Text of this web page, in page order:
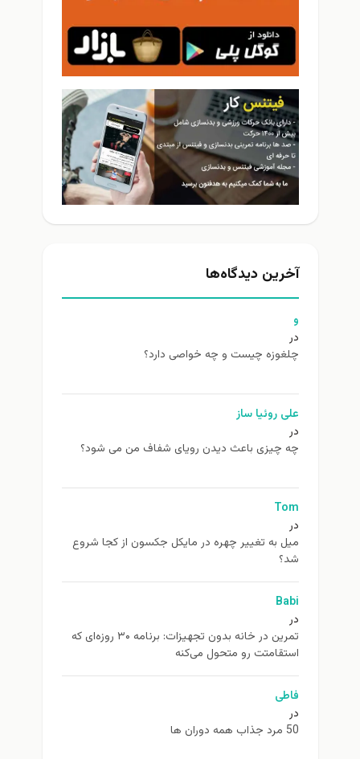
آخرین دیدگاه‌ها
و
در
چلغوزه چیست و چه خواصی دارد؟
علی روئیا ساز
در
چه چیزی باعث دیدن رویای شفاف من می شود؟
Tom
در
ميل به تغيير چهره در مایکل جکسون از كجا شروع
شد؟
Babi
در
تمرین در خانه بدون تجهیزات: برنامه ۳۰ روزه‌ای که
استقامتت رو متحول می‌کنه
فاطی
در
50 مرد جذاب همه دوران ها